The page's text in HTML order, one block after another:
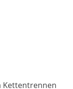
Kettentrennen